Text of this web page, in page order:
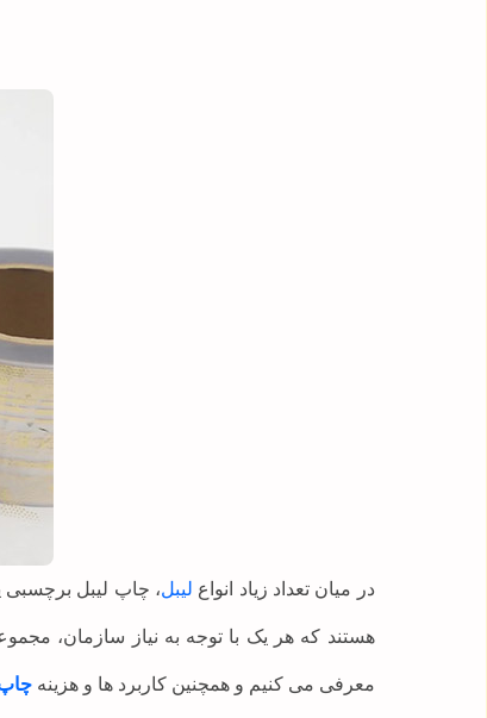
در میان تعداد زیاد انواع لیبل، چاپ لیبل برچسبی
هستند که هر یک با توجه به نیاز سازمان،
معرفی می کنیم و همچنین کاربرد ها و هزینه